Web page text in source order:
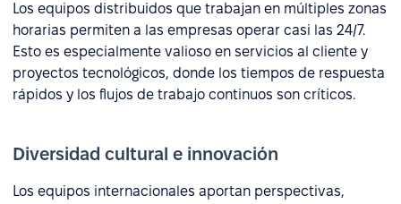
Los equipos distribuidos que trabajan en múltiples zonas
horarias permiten a las empresas operar casi las 24/7.
Esto es especialmente valioso en servicios al cliente y
proyectos tecnológicos, donde los tiempos de respuesta
rápidos y los flujos de trabajo continuos son críticos.
Diversidad cultural e innovación
Los equipos internacionales aportan perspectivas,